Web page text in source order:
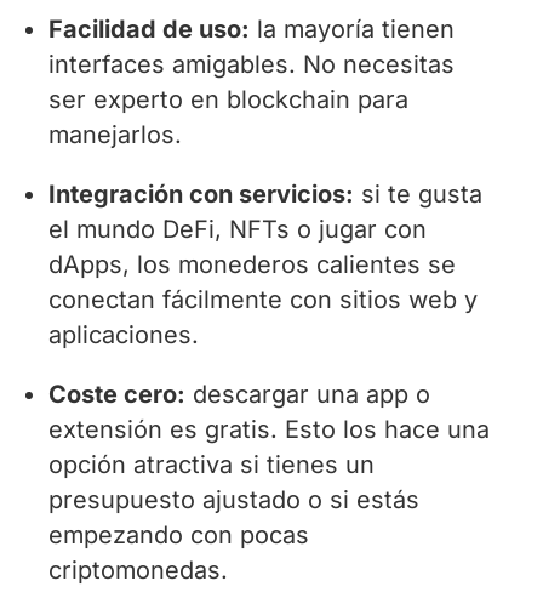
Facilidad de uso: la mayoría tienen
interfaces amigables. No necesitas
ser experto en blockchain para
manejarlos.
Integración con servicios: si te gusta
el mundo DeFi, NFTs o jugar con
dApps, los monederos calientes se
conectan fácilmente con sitios web y
aplicaciones.
Coste cero: descargar una app o
extensión es gratis. Esto los hace una
opción atractiva si tienes un
presupuesto ajustado o si estás
empezando con pocas
criptomonedas.